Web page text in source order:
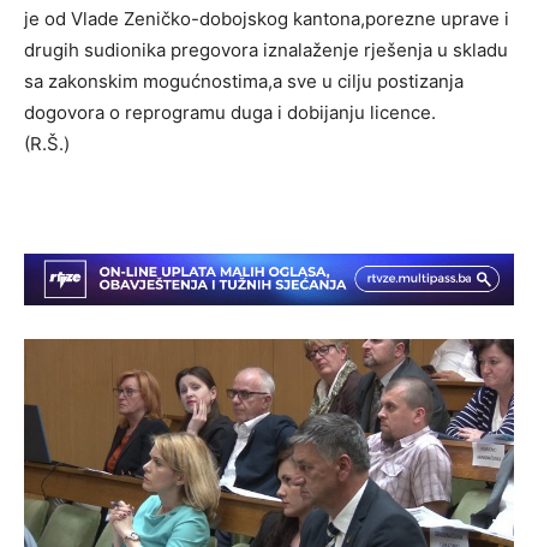
je od Vlade Zeničko-dobojskog kantona,porezne uprave i
drugih sudionika pregovora iznalaženje rješenja u skladu
sa zakonskim mogućnostima,a sve u cilju postizanja
dogovora o reprogramu duga i dobijanju licence.
(R.Š.)